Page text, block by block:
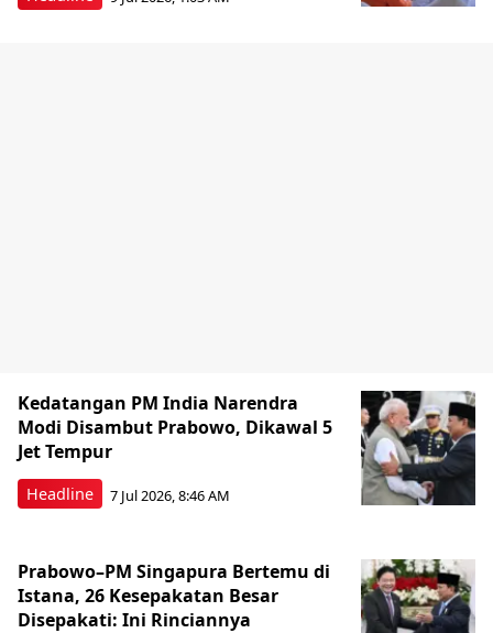
Headline
Kedatangan PM India Narendra
Modi Disambut Prabowo, Dikawal 5
Jet Tempur
7 Jul 2026, 8:46 AM
Prabowo–PM Singapura Bertemu di
Istana, 26 Kesepakatan Besar
Disepakati: Ini Rinciannya